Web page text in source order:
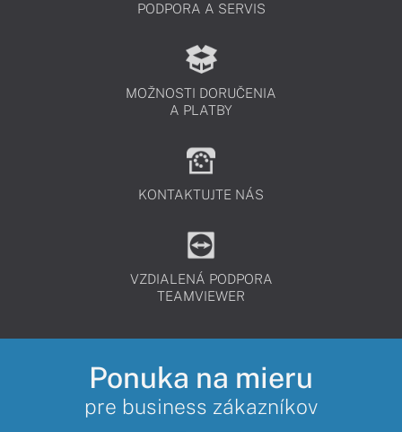
PODPORA A SERVIS
MOŽNOSTI DORUČENIA
A PLATBY
KONTAKTUJTE NÁS
VZDIALENÁ PODPORA
TEAMVIEWER
Ponuka na mieru
pre business zákazníkov